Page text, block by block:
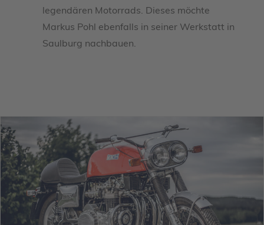
legendären Motorrads. Dieses möchte
Markus Pohl ebenfalls in seiner Werkstatt in
Saulburg nachbauen.